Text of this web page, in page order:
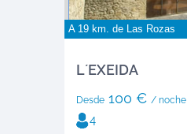
A 19 km. de Las Rozas
L´EXEIDA
Desde100 € / noche
4